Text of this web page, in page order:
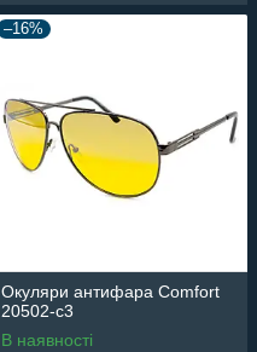
–16%
Окуляри антифара Comfort
20502-c3
В наявності